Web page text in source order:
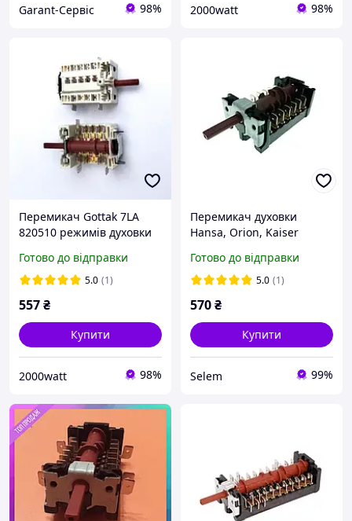
Garant-Сервіс 98% 2000watt 98%
Перемикач Gottak 7LA
820510 режимів духовки
Gorenje, Beko, Indesit,
Ardo
Готово до відправки
5.0 (1)
557₴
Купити
2000watt 98%
Перемикач духовки
Hansa, Orion, Kaiser
Іспанія.
Готово до відправки
5.0 (1)
570₴
Купити
Selem 99%